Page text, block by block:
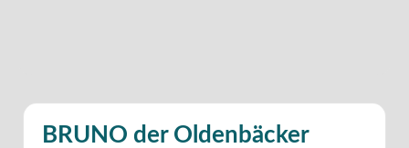
BRUNO der Oldenbäcker